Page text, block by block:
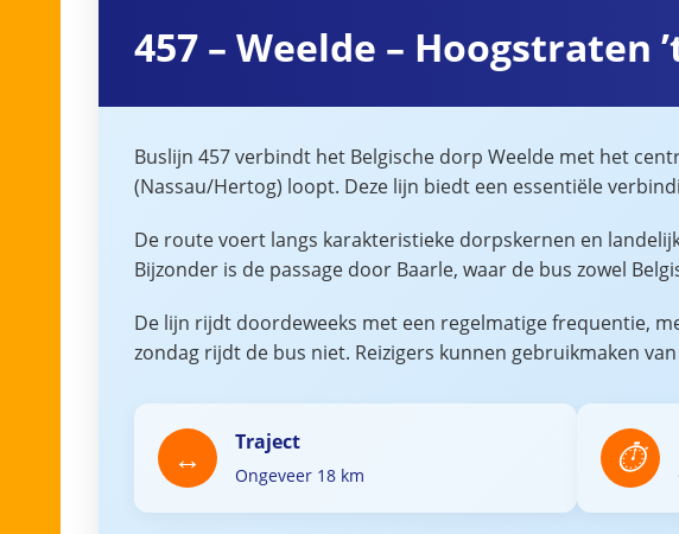
457 – Weelde – Hoogstraten
Buslijn 457 verbindt het Belgische dorp Weelde met het
(Nassau/Hertog) loopt. Deze lijn biedt een essentiële
De route voert langs karakteristieke dorpskernen en
Bijzonder is de passage door Baarle, waar de bus zowel
De lijn rijdt doordeweeks met een regelmatige frequentie,
zondag rijdt de bus niet. Reizigers kunnen gebruikmaken
Traject
Ongeveer 18 km